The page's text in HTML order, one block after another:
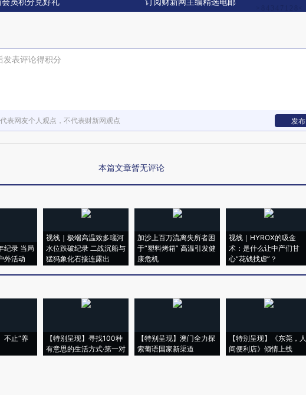
会员积分兑好礼 订阅财新网主编精选电邮
发表评论得积分
表网友个人观点，不代表财新网观点 发布
本篇文章暂无评论
纪录 当局
外活动
视线｜极端高温致多瑙河
水位跌破纪录 二战沉船与
猛犸象化石接连露出
加沙上百万流离失所者困
于“塑料烤箱” 高温引发健
康危机
视线｜HYROX的吸金
术：是什么让中产们甘
心“花钱找虐”？
不止“养
【特别呈现】寻找100种
有意思的生活方式·第一对
【特别呈现】澳门全力探
索葡语国家新渠道
【特别呈现】《东莞，人
间便利店》倾情上线